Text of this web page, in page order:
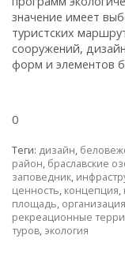
значение имеет
туристских
сооружений,
форм и элементов
0
Теги: дизайн,
район, браславские
заповедник,
ценность, концепция,
площадь, организация
рекреационные
туров, экология